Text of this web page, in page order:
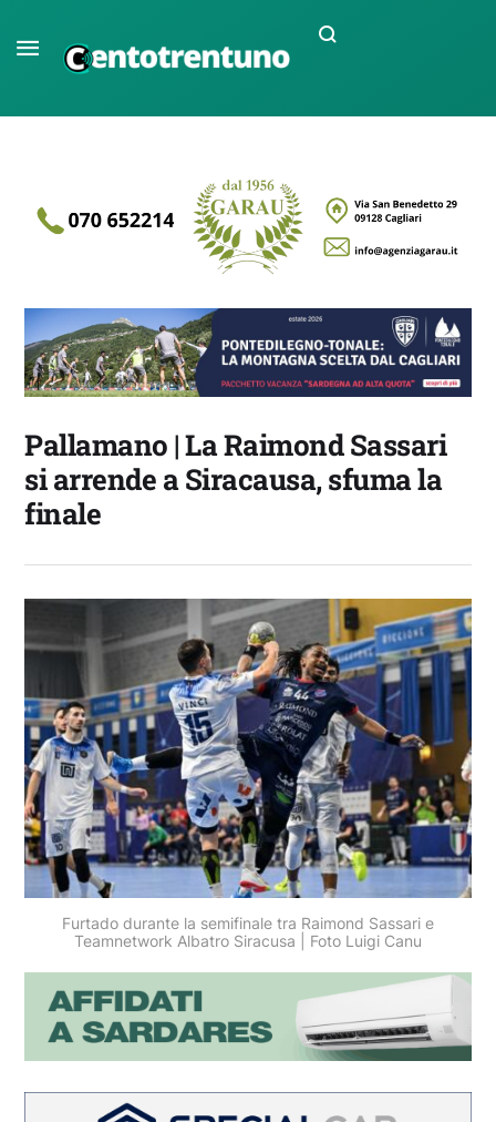
Pallamano | La Raimond Sassari
si arrende a Siracausa, sfuma la
finale
Furtado durante la semifinale tra Raimond Sassari e
Teamnetwork Albatro Siracusa | Foto Luigi Canu